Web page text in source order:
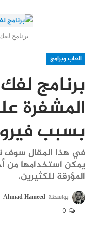
برنامج
العاب وبرامج
برنامج
المشفرة
بسبب
في هذا المقال سوف
يمكن استخدامها من
المؤرقة للكثيرين.
بواسطة Ahmad Hameed